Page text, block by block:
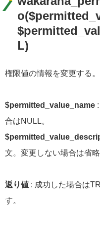
L)
権限値の情報を変更する。
$permitted_value_name
合はNULL。
文。変更しない場合は省略
返り値 : 成功した場合は
す。